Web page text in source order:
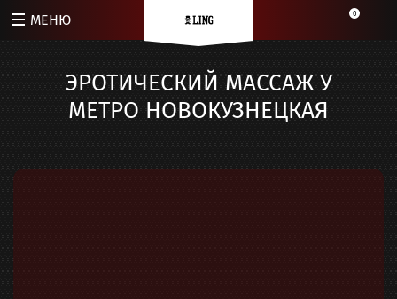
МЕНЮ 0
ЭРОТИЧЕСКИЙ МАССАЖ У
МЕТРО НОВОКУЗНЕЦКАЯ